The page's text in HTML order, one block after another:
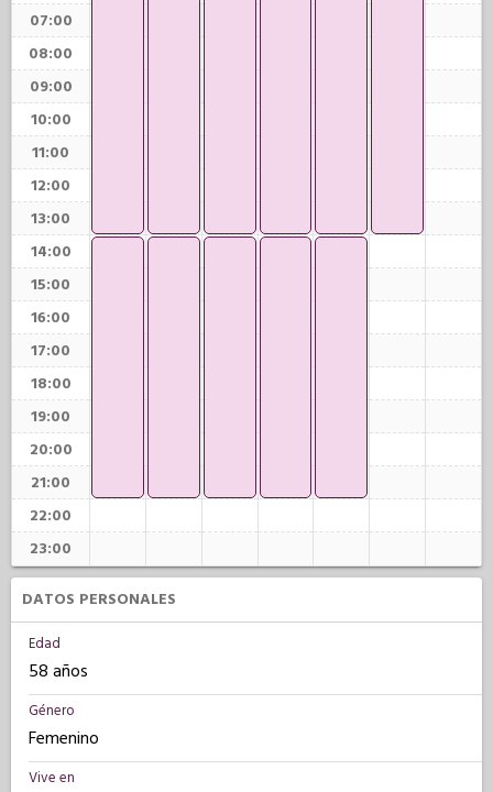
07:00
08:00
09:00
10:00
11:00
12:00
13:00
14:00
15:00
16:00
17:00
18:00
19:00
20:00
21:00
22:00
23:00
DATOS PERSONALES
Edad
58 años
Género
Femenino
Vive en